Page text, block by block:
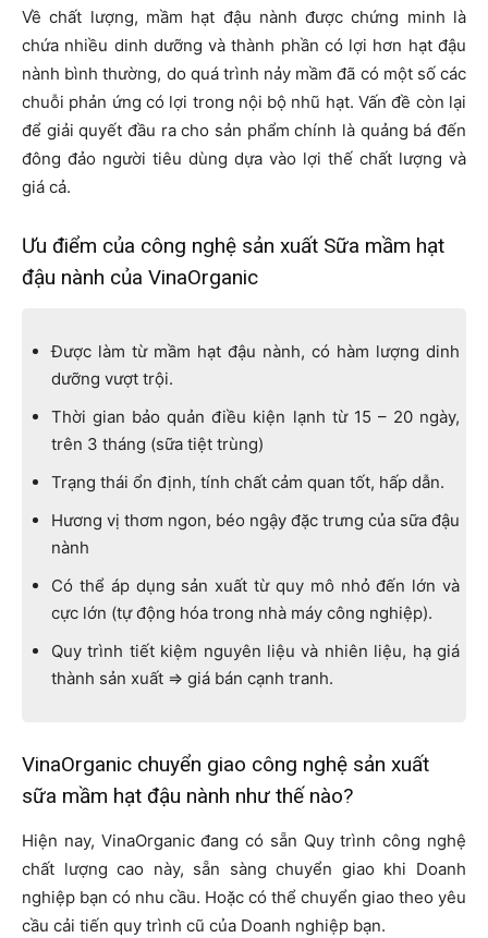
Về chất lượng, mầm hạt đậu nành được chứng minh là
chứa nhiều dinh dưỡng và thành phần có lợi hơn hạt đậu
nành bình thường, do quá trình nảy mầm đã có một số các
chuỗi phản ứng có lợi trong nội bộ nhũ hạt. Vấn đề còn lại
để giải quyết đầu ra cho sản phẩm chính là quảng bá đến
đông đảo người tiêu dùng dựa vào lợi thế chất lượng và
giá cả.
Ưu điểm của công nghệ sản xuất Sữa mầm hạt
đậu nành của VinaOrganic
Được làm từ mầm hạt đậu nành, có hàm lượng dinh
dưỡng vượt trội.
Thời gian bảo quản điều kiện lạnh từ 15 – 20 ngày,
trên 3 tháng (sữa tiệt trùng)
Trạng thái ổn định, tính chất cảm quan tốt, hấp dẫn.
Hương vị thơm ngon, béo ngậy đặc trưng của sữa đậu
nành
Có thể áp dụng sản xuất từ quy mô nhỏ đến lớn và
cực lớn (tự động hóa trong nhà máy công nghiệp).
Quy trình tiết kiệm nguyên liệu và nhiên liệu, hạ giá
thành sản xuất => giá bán cạnh tranh.
VinaOrganic chuyển giao công nghệ sản xuất
sữa mầm hạt đậu nành như thế nào?
Hiện nay, VinaOrganic đang có sẵn Quy trình công nghệ
chất lượng cao này, sẵn sàng chuyển giao khi Doanh
nghiệp bạn có nhu cầu. Hoặc có thể chuyển giao theo yêu
cầu cải tiến quy trình cũ của Doanh nghiệp bạn.